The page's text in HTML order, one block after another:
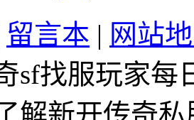
留言本 | 网站
sf找服玩家每